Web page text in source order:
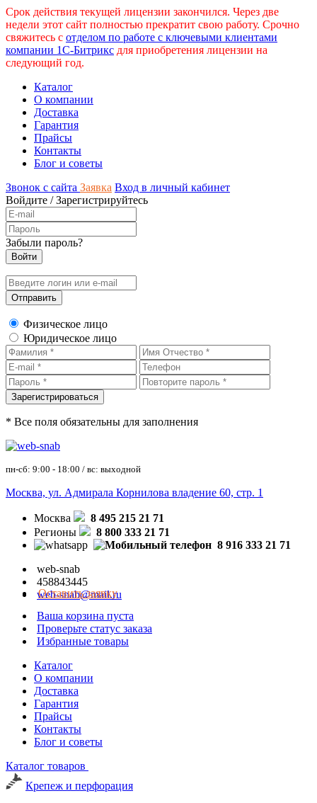
Срок действия текущей лицензии закончился. Через две
недели этот сайт полностью прекратит свою работу. Срочно
свяжитесь с отделом по работе с ключевыми клиентами
компании 1С-Битрикс для приобретения лицензии на
следующий год.
Каталог
О компании
Доставка
Гарантия
Прайсы
Контакты
Блог и советы
Звонок с сайта Заявка Вход в личный кабинет
Войдите /Зарегистрируйтесь
Забыли пароль?
Физическое лицо
Юридическое лицо
* Все поля обязательны для заполнения
пн-сб: 9:00 - 18:00 / вс: выходной
Москва, ул. Адмирала Корнилова владение 60, стр. 1
Москва
8 495 215 21 71
Регионы
8 800 333 21 71
8 916 333 21 71
web-snab
458843445
web-snab@mail.ru
Оставить заявку
Ваша корзина пуста
Проверьте статус заказа
Избранные товары
Каталог
О компании
Доставка
Гарантия
Прайсы
Контакты
Блог и советы
Каталог товаров
Крепеж и перфорация